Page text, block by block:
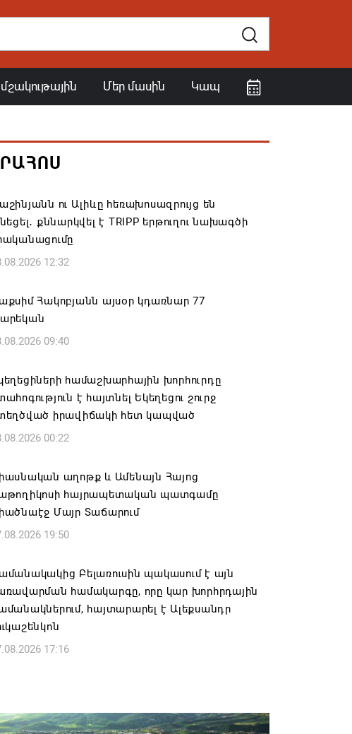
մշակութային Մեր մասին Կապ
ու Ալիևը հեռախոսազրույց են
քննարկվել է TRIPP երթուղու նախագծի
12:32
Հակոբյանն այսօր կդառնար 77
09:40
համաշխարհային խորհուրդը
է հայտնել Եկեղեցու շուրջ
իրավիճակի հետ կապված
00:22
աղոթք և Ամենայն Հայոց
հայրապետական պատգամը
Մայր Տաճարում
19:50
Բելառուսին պակասում է այն
համակարգը, որը կար խորհրդային
հայտարարել է Ալեքսանդր
17:16